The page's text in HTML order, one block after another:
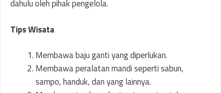
dahulu oleh pihak pengelola.
Tips Wisata
Membawa baju ganti yang diperlukan.
Membawa peralatan mandi seperti sabun,
sampo, handuk, dan yang lainnya.